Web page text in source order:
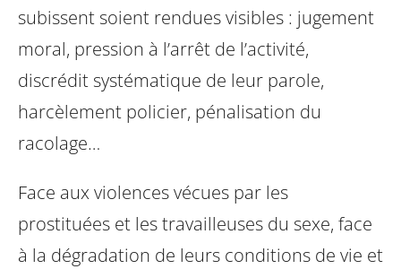
subissent soient rendues visibles : jugement
moral, pression à l’arrêt de l’activité,
discrédit systématique de leur parole,
harcèlement policier, pénalisation du
racolage…
Face aux violences vécues par les
prostituées et les travailleuses du sexe, face
à la dégradation de leurs conditions de vie et